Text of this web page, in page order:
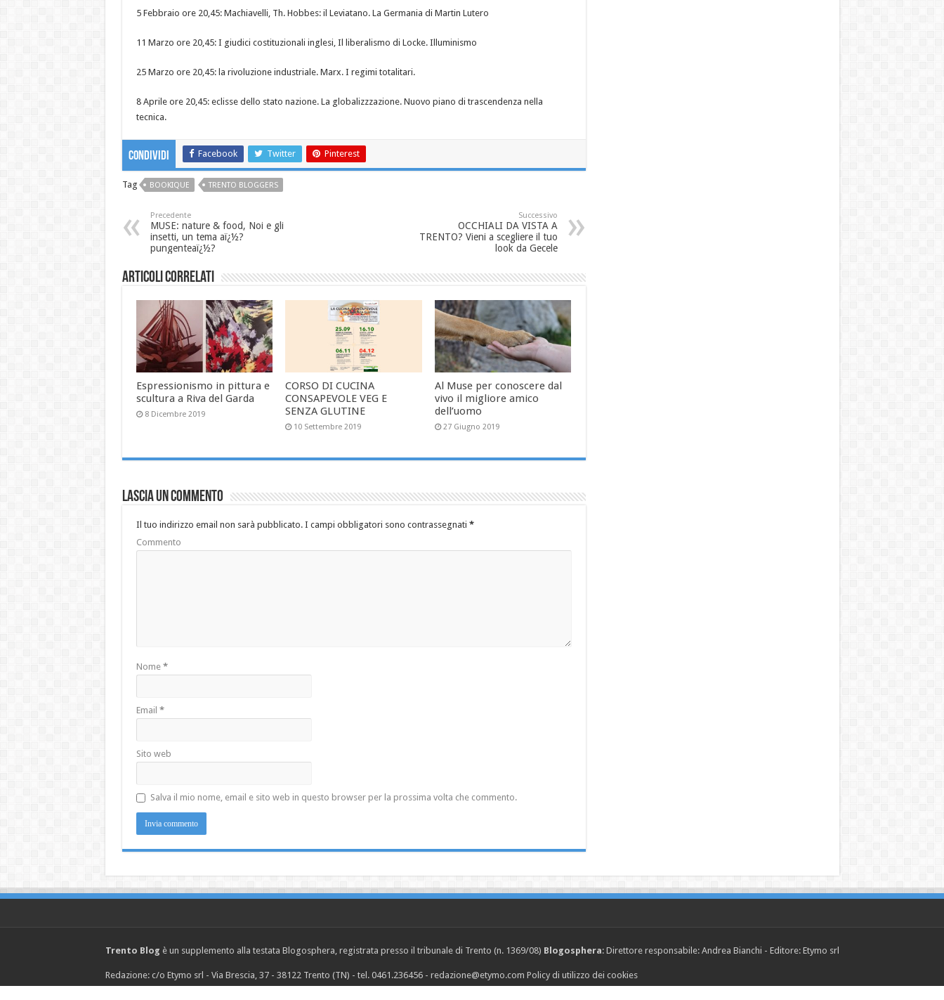
5 Febbraio ore 20,45: Machiavelli, Th. Hobbes: il Leviatano. La Germania di Martin Lutero
11 Marzo ore 20,45: I giudici costituzionali inglesi, Il liberalismo di Locke. Illuminismo
25 Marzo ore 20,45: la rivoluzione industriale. Marx. I regimi totalitari.
8 Aprile ore 20,45: eclisse dello stato nazione. La globalizzzazione. Nuovo piano di trascendenza nella
tecnica.
Condividi Facebook Twitter Pinterest
Tag BOOKIQUE TRENTO BLOGGERS
Precedente
MUSE: nature & food, Noi e gli
insetti, un tema aï¿½?
pungenteaï¿½?
Successivo
OCCHIALI DA VISTA A
TRENTO? Vieni a scegliere il tuo
look da Gecele
Articoli correlati
Espressionismo in pittura e
scultura a Riva del Garda
8 Dicembre 2019
CORSO DI CUCINA
CONSAPEVOLE VEG E
SENZA GLUTINE
10 Settembre 2019
Al Muse per conoscere dal
vivo il migliore amico
dell’uomo
27 Giugno 2019
Lascia un commento
Il tuo indirizzo email non sarà pubblicato.I campi obbligatori sono contrassegnati *
Commento
Nome *
Email *
Sito web
Salva il mio nome, email e sito web in questo browser per la prossima volta che commento.
Trento Blog è un supplemento alla testata Blogosphera, registrata presso il tribunale di Trento (n. 1369/08) Blogosphera: Direttore responsabile: Andrea Bianchi - Editore: Etymo srl
Redazione: c/o Etymo srl - Via Brescia, 37 - 38122 Trento (TN) - tel. 0461.236456 - redazione@etymo.com Policy di utilizzo dei cookies